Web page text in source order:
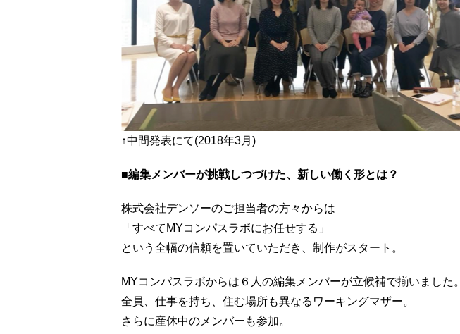
↑中間発表にて(2018年3月)
■編集メンバーが挑戦しつづけた、新しい働く形とは？
株式会社デンソーのご担当者の方々からは
「すべてMYコンパスラボにお任せする」
という全幅の信頼を置いていただき、制作がスタート。
MYコンパスラボからは６人の編集メンバーが立候補で揃いました。
全員、仕事を持ち、住む場所も異なるワーキングマザー。
さらに産休中のメンバーも参加。